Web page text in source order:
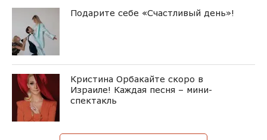
Подарите себе «Счастливый день»!
Кристина Орбакайте скоро в
Израиле! Каждая песня – мини-
спектакль